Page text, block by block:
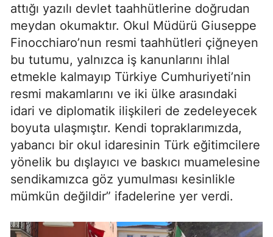
attığı yazılı devlet taahhütlerine doğrudan
meydan okumaktır. Okul Müdürü Giuseppe
Finocchiaro’nun resmi taahhütleri çiğneyen
bu tutumu, yalnızca iş kanunlarını ihlal
etmekle kalmayıp Türkiye Cumhuriyeti’nin
resmi makamlarını ve iki ülke arasındaki
idari ve diplomatik ilişkileri de zedeleyecek
boyuta ulaşmıştır. Kendi topraklarımızda,
yabancı bir okul idaresinin Türk eğitimcilere
yönelik bu dışlayıcı ve baskıcı muamelesine
sendikamızca göz yumulması kesinlikle
mümkün değildir” ifadelerine yer verdi.